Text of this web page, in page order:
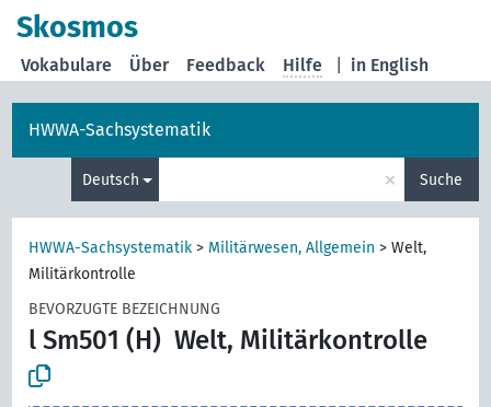
Skosmos
in English
Vokabulare Über Feedback Hilfe
HWWA-Sachsystematik
Deutsch × Suche
HWWA-Sachsystematik > Militärwesen, Allgemein >Welt,
Militärkontrolle
BEVORZUGTE BEZEICHNUNG
l Sm501 (H) Welt, Militärkontrolle